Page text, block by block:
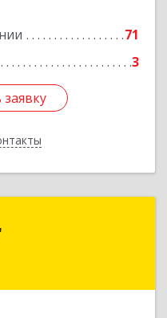
71
3
Васильева ул, дом №